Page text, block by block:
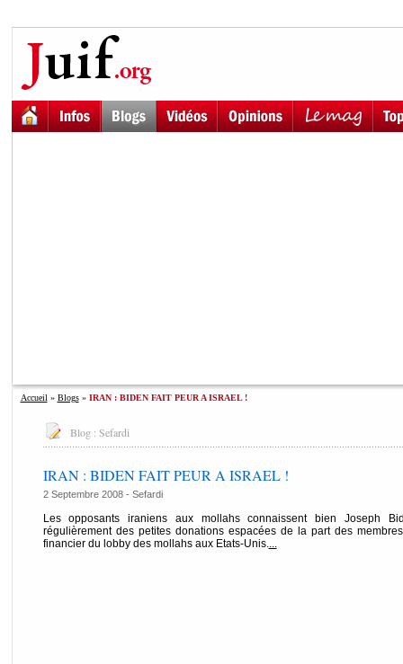
Accueil » Blogs» IRAN : BIDEN FAIT PEUR A ISRAEL !
Blog : Sefardi
IRAN : BIDEN FAIT PEUR A ISRAEL !
2 Septembre 2008 - Sefardi
Les opposants iraniens aux mollahs connaissent bien Joseph
régulièrement des petites donations espacées de la part des
financier du lobby des mollahs aux Etats-Unis....